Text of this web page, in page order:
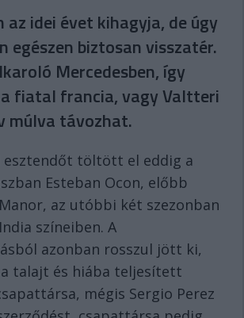
az idei évet kihagyja, de úgy
egészen biztosan visszatér.
Mercedesben, így
fiatal francia, vagy Valtteri
múlva távozhat.
esztendőt töltött el eddig a
Esteban Ocon, előbb
az utóbbi két szezonban
színeiben. A
azonban rosszul jött ki,
talajt és hiába teljesített
mégis Sergio Perez